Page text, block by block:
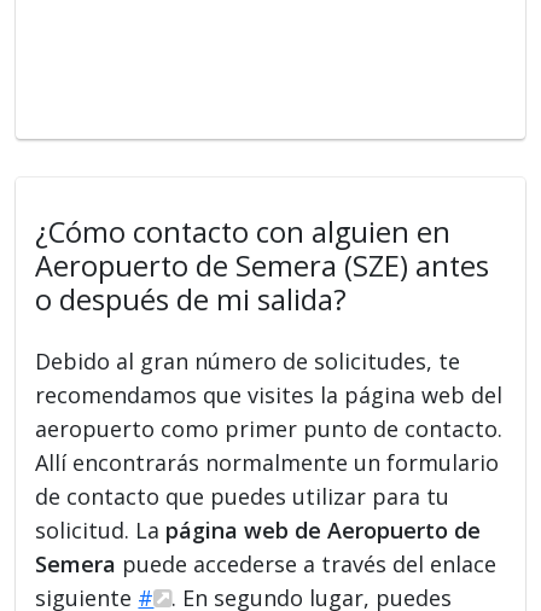
¿Cómo contacto con alguien en
Aeropuerto de Semera (SZE) antes
o después de mi salida?
Debido al gran número de solicitudes, te
recomendamos que visites la página web del
aeropuerto como primer punto de contacto.
Allí encontrarás normalmente un formulario
de contacto que puedes utilizar para tu
solicitud. La página web de Aeropuerto de
Semera puede accederse a través del enlace
siguiente # . En segundo lugar, puedes